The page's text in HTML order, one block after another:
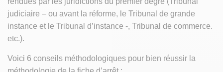
judiciaire – ou avant la réforme, le Tribunal de grande
instance et le Tribunal d’instance -, Tribunal de commerce.
etc.).
Voici 6 conseils méthodologiques pour bien réussir la